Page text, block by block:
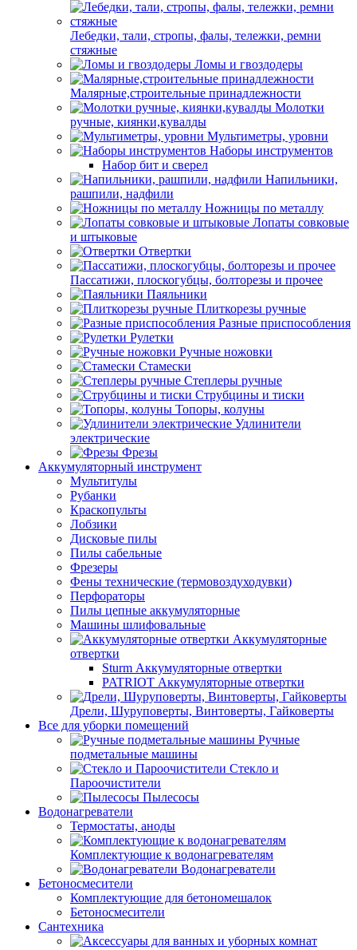
Лебедки, тали, стропы, фалы, тележки, ремни
стяжные
Ломы и гвоздодеры
Малярные,строительные принадлежности
Молотки
ручные, киянки,кувалды
Мультиметры, уровни
Наборы инструментов
Набор бит и сверел
Напильники,
рашпили, надфили
Ножницы по металлу
Лопаты совковые
и штыковые
Отвертки
Пассатижи, плоскогубцы, болторезы и прочее
Паяльники
Плиткорезы ручные
Разные приспособления
Рулетки
Ручные ножовки
Стамески
Степлеры ручные
Струбцины и тиски
Топоры, колуны
Удлинители
электрические
Фрезы
Аккумуляторный инструмент
Мультитулы
Рубанки
Краскопульты
Лобзики
Дисковые пилы
Пилы сабельные
Фрезеры
Фены технические (термовоздуходувки)
Перфораторы
Пилы цепные аккумуляторные
Машины шлифовальные
Аккумуляторные
отвертки
Sturm Аккумуляторные отвертки
PATRIOT Аккумуляторные отвертки
Дрели, Шуруповерты, Винтоверты, Гайковерты
Все для уборки помещений
Ручные
подметальные машины
Стекло и
Пароочистители
Пылесосы
Водонагреватели
Термостаты, аноды
Комплектующие к водонагревателям
Водонагреватели
Бетоносмесители
Комплектующие для бетономешалок
Бетоносмесители
Сантехника